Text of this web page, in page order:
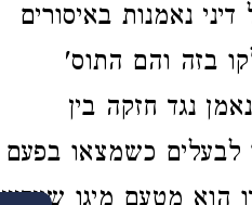
נאמנות באיסורים
בזה והם התוס'
נגד חזקה בין
לבעלים כשמצאו בפעם